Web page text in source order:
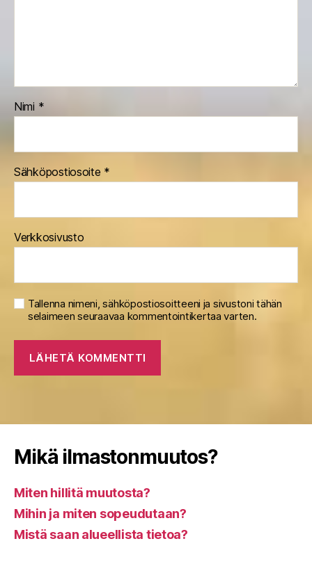
Nimi *
Sähköpostiosoite *
Verkkosivusto
Tallenna nimeni, sähköpostiosoitteeni ja sivustoni tähän
selaimeen seuraavaa kommentointikertaa varten.
Mikä ilmastonmuutos?
Miten hillitä muutosta?
Mihin ja miten sopeudutaan?
Mistä saan alueellista tietoa?